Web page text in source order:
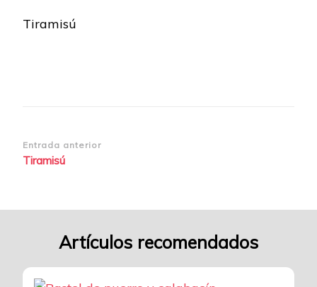
Tiramisú
Navegación
de
Entrada anterior
Tiramisú
Artículos recomendados